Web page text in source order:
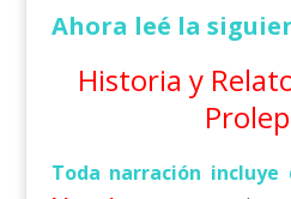
Ahora leé la
Historia y
Toda narración incluye